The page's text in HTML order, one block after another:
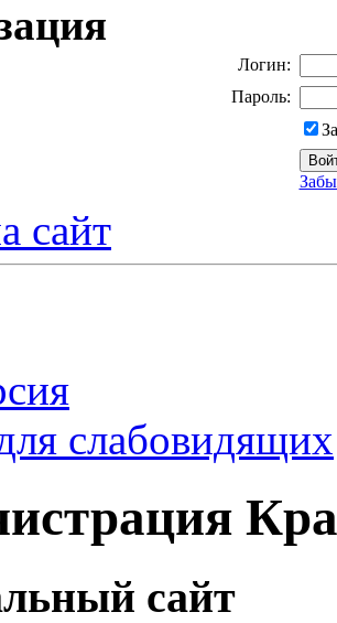
Логин:
Пароль:
сайт
слабовидящих
сайт